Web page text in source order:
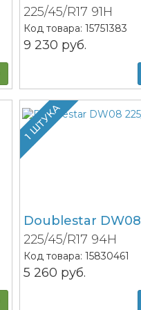
225/45/R17 91H
Код товара:15751383
9 230 руб.
1 ШТУКА
Doublestar DW08
225/45/R17 94H
Код товара:15830461
5 260 руб.